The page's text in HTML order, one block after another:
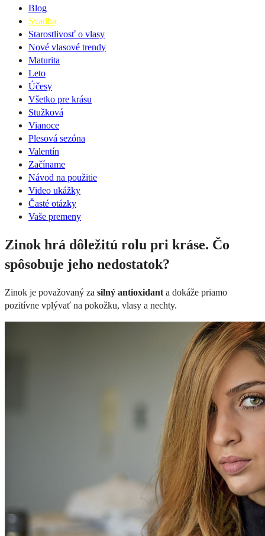
Blog
Svadba
Starostlivosť o vlasy
Nové vlasové trendy
Maturita
Leto
Účesy
Všetko pre krásu
Stužková
Vianoce
Plesová sezóna
Valentín
Začíname
Návod na použitie
Video ukážky
Časté otázky
Vaše premeny
Zinok hrá dôležitú rolu pri kráse. Čo
spôsobuje jeho nedostatok?
Zinok je považovaný za silný antioxidant a dokáže priamo
pozitívne vplývať na pokožku, vlasy a nechty.